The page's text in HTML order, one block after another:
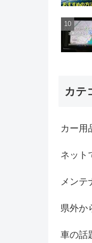
カテ
カー用
ネット
メンテ
県外か
車の話